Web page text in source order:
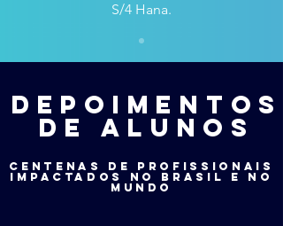
S/4 Hana.
depoimentos
de alunos
centenas de profissionais
impactados no brasil e no
mundo